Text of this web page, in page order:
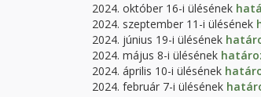
2024. október 16-i ülésének
2024. szeptember 11-i ülésének
2024. június 19-i ülésének
2024. május 8-i ülésének
2024. április 10-i ülésének
2024. február 7-i ülésének